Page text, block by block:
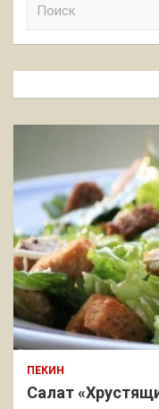
к
ПЕКИН
Салат